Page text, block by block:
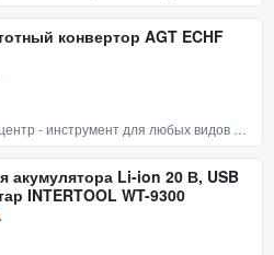
конвертор AGT ECHF
акумулятора Li-ion 20 В, USB
INTERTOOL WT-9300